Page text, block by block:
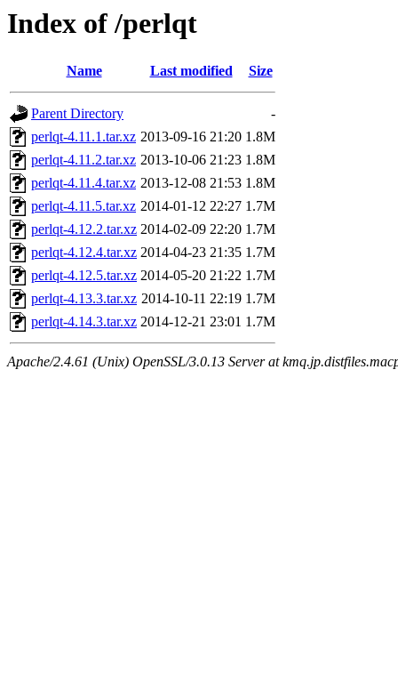
Index of /perlqt
Name Last modified Size
Parent Directory
-
perlqt-4.11.1.tar.xz 2013-09-16 21:20 1.8M
perlqt-4.11.2.tar.xz 2013-10-06 21:23 1.8M
perlqt-4.11.4.tar.xz 2013-12-08 21:53 1.8M
perlqt-4.11.5.tar.xz 2014-01-12 22:27 1.7M
perlqt-4.12.2.tar.xz 2014-02-09 22:20 1.7M
perlqt-4.12.4.tar.xz 2014-04-23 21:35 1.7M
perlqt-4.12.5.tar.xz 2014-05-20 21:22 1.7M
perlqt-4.13.3.tar.xz 2014-10-11 22:19 1.7M
perlqt-4.14.3.tar.xz 2014-12-21 23:01 1.7M
Apache/2.4.61 (Unix) OpenSSL/3.0.13 Server at